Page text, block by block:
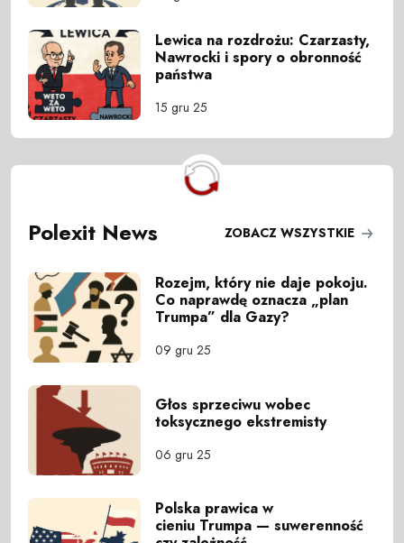
Lewica na rozdrożu: Czarzasty,
Nawrocki i spory o obronność
państwa
15 gru 25
Polexit News ZOBACZ WSZYSTKIE
Rozejm, który nie daje pokoju.
Co naprawdę oznacza „plan
Trumpa” dla Gazy?
09 gru 25
Głos sprzeciwu wobec
toksycznego ekstremisty
06 gru 25
Polska prawica w
cieniu Trumpa — suwerenność